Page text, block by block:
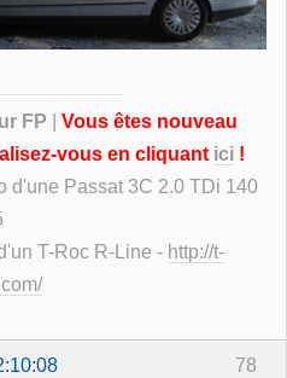
FP
Vous êtes nouveau
vous en cliquant ici !
d'une Passat 3C 2.0 TDi 140
T-Roc R-Line - http://t-
78